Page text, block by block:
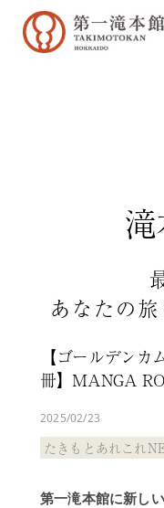
別
泉
の
過
し
あなたの
【ゴールデン
冊】MANGA
2025/02/23
たきもとあれこれ
第一滝本館に新し